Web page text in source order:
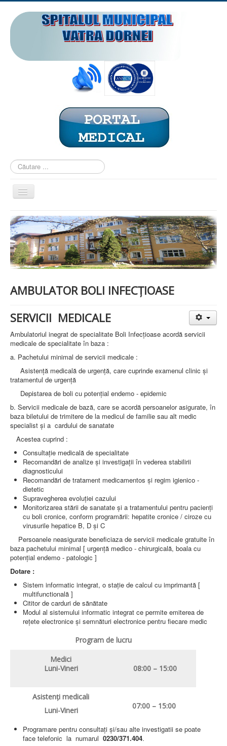
Căutare
...
Comută
navigarea
PREZENTARE
PREZENTARE SPITAL
ISTORIE
ACREDITĂRI/CERTIFICĂRI
CERTIFICAT ACREDITARE SPITAL
STRUCTURA SPITALULUI
SECŢIA OBSTETRICĂ GINECOLOGIE
SECŢIA BOLI INFECŢIOASE
SECŢIA MEDICINĂ INTERNĂ
COMPARTIMENT PEDIATRIE
COMPARTIMENTUL DE PRIMIRE URGENȚE (CPU)
LABORATOARE
LABORATOR DE ANALIZE MEDICALE
LABORATOR DE RADIOLOGIE ŞI IMAGISTICĂ
MEDICALĂ
BLOC STERILIZARE
APARAT FUNCŢIONAL
DISPENSAR DE PNEUMOFTIZIOLOGIE (TBC)
AMBULATORIU INTEGRAT
CABINET PNEUMOLGIE
AMBULATOR BOLI INFECŢIOASE
AMBULATOR OBSTETRICĂ GINECOLOGIE
AMBULATOR CHIRURGIE
AMBULATOR ORTOPEDIE ȘI TRAUMATOLOGIE
AMBULATOR MEDICINĂ INTERNĂ
AMBULATOR NEUROLOGIE
AMBULATOR PEDIATRIE
AMBULATOR ÎNGRIJIRI PALIATIVE
MANAGEMENT
PROIECT DE MANAGEMENT 2026
PLAN STRATEGIC 2021 - 2025
PROIECT DE MANAGEMENT 2021
PROIECT DE MANAGEMENT 2017
CONSILIUL DE ADMINISTRAŢIE
SISTEMULUI DE CALITATE 2019
PLAN MANAGEMENT
INTEGRITATE
ADMINISTRATIV
RESURSE UMANE
INFORMAŢII
JURIDIC
ACHIZIŢII PUBLICE
CONTRACTE C.A.S.
CONTRACTE PROGRAME NAȚIONALE
AMBULATOR BOLI INFECŢIOASE
SERVICII MEDICALE
Ambulatoriul inegrat de specialitate Boli Infecţioase acordă servicii
medicale de specialitate în baza :
a. Pachetului minimal de servicii medicale :
Asistenţă medicală de urgenţă, care cuprinde examenul clinic şi
tratamentul de urgenţă
Depistarea de boli cu potenţial endemo - epidemic
b. Servicii medicale de bază, care se acordă persoanelor asigurate, în
baza biletului de trimitere de la medicul de familie sau alt medic
specialist şi a cardului de sanatate
Acestea cuprind :
Consultaţie medicală de specialitate
Recomandări de analize şi investigaţii în vederea stabilirii
diagnosticului
Recomandări de tratament medicamentos şi regim igienico -
dietetic
Supravegherea evoluţiei cazului
Monitorizarea stării de sanatate şi a tratamentului pentru pacienţi
cu boli cronice, conform programării: hepatite cronice / ciroze cu
virusurile hepatice B, D şi C
Persoanele neasigurate beneficiaza de servicii medicale gratuite în
baza pachetului minimal [ urgenţă medico - chirurgicală, boala cu
potenţial endemo - patologic ]
Dotare :
Sistem informatic integrat, o staţie de calcul cu imprimantă [
multifunctională ]
Cititor de carduri de sănătate
Modul al sistemului informatic integrat ce permite emiterea de
reţete electronice şi semnături electronice pentru fiecare medic
Program de lucru
Medici
Luni-Vineri
08:00 – 15:00
Asistenţi medicali
Luni-Vineri
07:00 – 15:00
Programare pentru consultaţi şi/sau alte investigatii se poate
face telefonic la numarul 0230/371.404.